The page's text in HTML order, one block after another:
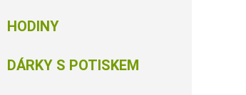
HODINY
DÁRKY S POTISKEM